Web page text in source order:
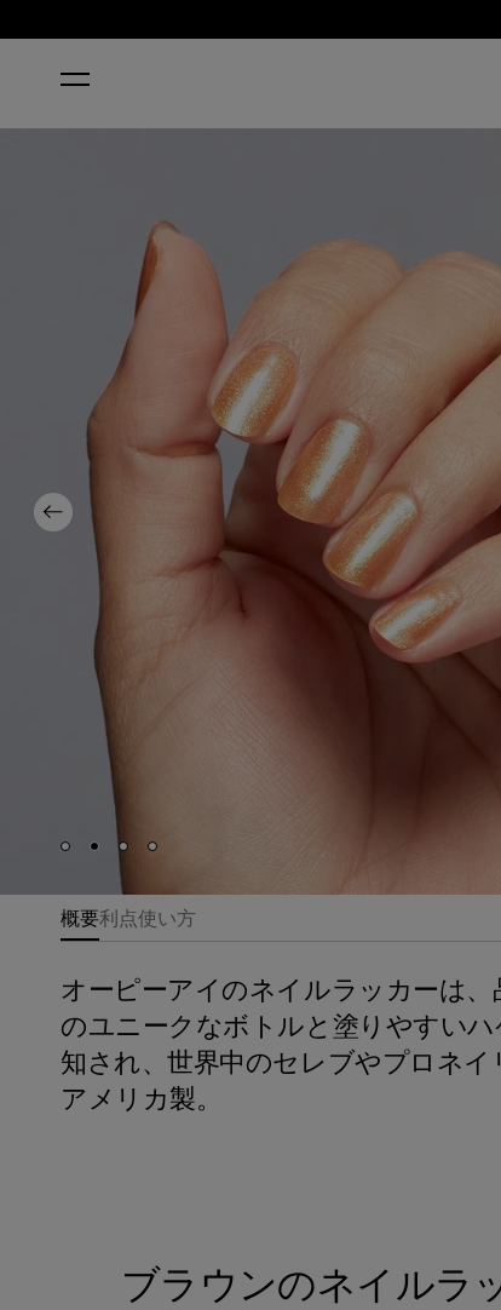
Previous
Skip to slide
Skip to slide
Skip to slide
Skip to slide
概要利点使い方
オーピーアイのネイルラッカーは
のユニークなボトルと塗りやすい
知され、世界中のセレブやプロネイ
アメリカ製。
ブラウンのネイルラ